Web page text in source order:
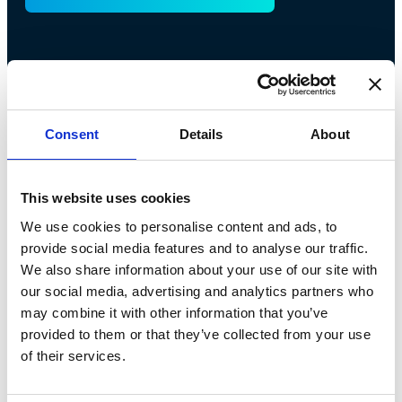
Consent Details About
This website uses cookies
We use cookies to personalise content and ads, to
provide social media features and to analyse our traffic.
We also share information about your use of our site with
our social media, advertising and analytics partners who
may combine it with other information that you’ve
provided to them or that they’ve collected from your use
of their services.
Bossong S.p.A.
P.IVA: IT00227840162
+39 035 3846011
info@bossong.com